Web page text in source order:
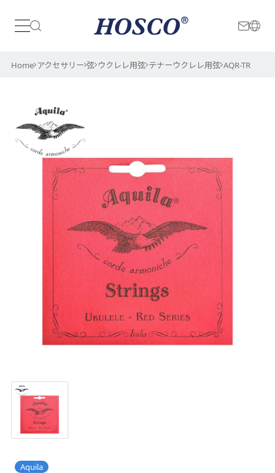
日本 International
Home アクセサリー 弦 ウクレレ用弦 テナーウクレレ用弦 AQR-TR
Aquila